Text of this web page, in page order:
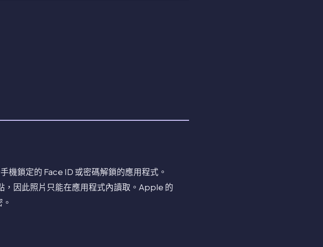
機鎖定的 Face ID 或密碼解鎖的應用程式。
，因此照片只能在應用程式內讀取。Apple 的